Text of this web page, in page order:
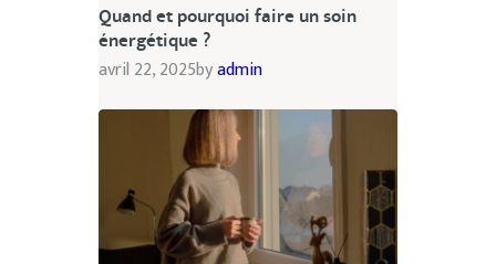
Quand et pourquoi faire un soin
énergétique ?
avril 22, 2025byadmin